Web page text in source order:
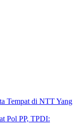
Tempat di NTT Yang
Pol PP, TPDI: